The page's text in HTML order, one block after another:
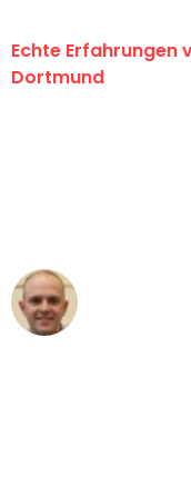
Echte Erfahrungen
Dortmund